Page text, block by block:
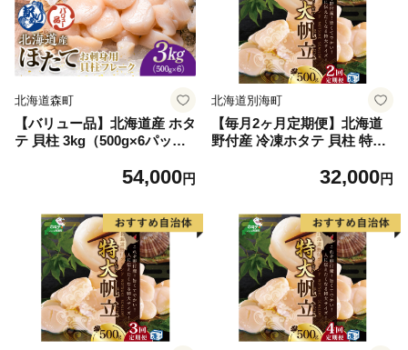
1259
1260
北海道森町
【バリュー品】北海道産 ホタ
テ 貝柱 3kg（500g×6パッ
冷凍 ＜海鮮問屋 株式会社
まみ 海鮮丼 魚介類 貝柱 ふる
さと納税 北海道 訳あり mr1-
1261
54,000円
北海道別海町
【毎月2ヶ月定期便】北海道
野付産 冷凍ホタテ 貝柱 特大
（ほたて ホタテ 帆立 ふるさ
32,000円